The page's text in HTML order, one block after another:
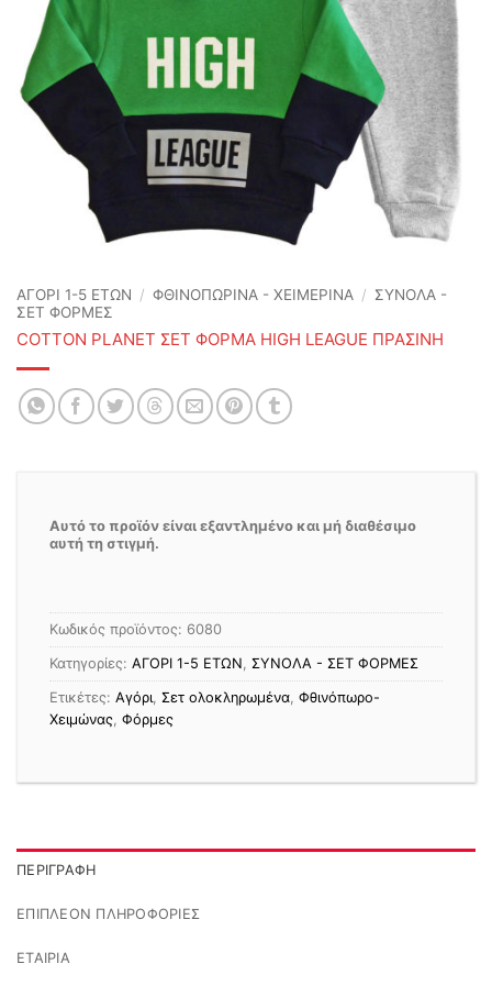
ΑΓΟΡΙ 1-5 ΕΤΩΝ / ΦΘΙΝΟΠΩΡΙΝΆ - ΧΕΙΜΕΡΙΝΆ / ΣΥΝΟΛΑ -
ΣΕΤ ΦΟΡΜΕΣ
COTTON PLANET ΣΕΤ ΦΟΡΜΑ HIGH LEAGUE ΠΡΑΣΙΝΗ
Αυτό το προϊόν είναι εξαντλημένο και μή διαθέσιμο
αυτή τη στιγμή.
Κωδικός προϊόντος: 6080
Κατηγορίες: ΑΓΟΡΙ 1-5 ΕΤΩΝ ΣΥΝΟΛΑ - ΣΕΤ ΦΟΡΜΕΣ
Ετικέτες: Αγόρι Σετ ολοκληρωμένα Φθινόπωρο-
Χειμώνας Φόρμες
ΠΕΡΙΓΡΑΦΉ
ΕΠΙΠΛΈΟΝ ΠΛΗΡΟΦΟΡΊΕΣ
ΕΤΑΙΡΊΑ